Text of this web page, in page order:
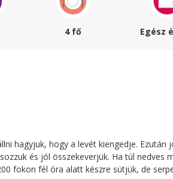
4 fő Egész
hagyjuk, hogy a levét kiengedje. Ezután
és jól összekeverjük. Ha túl nedves
fokon fél óra alatt készre sütjük, de